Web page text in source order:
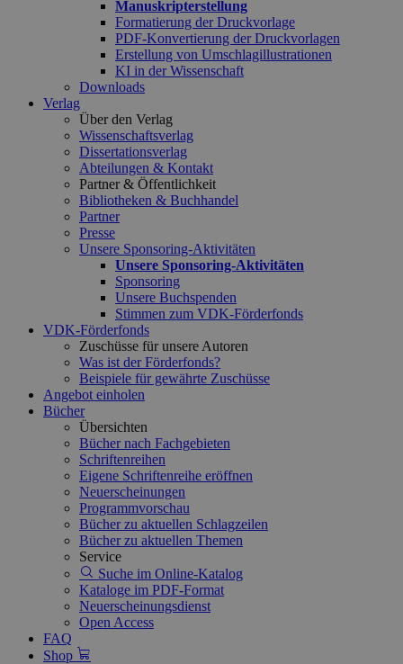
Manuskripterstellung
Formatierung der Druckvorlage
PDF-Konvertierung der Druckvorlagen
Erstellung von Umschlagillustrationen
KI in der Wissenschaft
Downloads
Verlag
Über den Verlag
Wissenschaftsverlag
Dissertationsverlag
Abteilungen & Kontakt
Partner & Öffentlichkeit
Bibliotheken & Buchhandel
Partner
Presse
Unsere Sponsoring-Aktivitäten
Unsere Sponsoring-Aktivitäten
Sponsoring
Unsere Buchspenden
Stimmen zum VDK-Förderfonds
VDK-Förderfonds
Zuschüsse für unsere Autoren
Was ist der Förderfonds?
Beispiele für gewährte Zuschüsse
Angebot einholen
Bücher
Übersichten
Bücher nach Fachgebieten
Schriftenreihen
Eigene Schriftenreihe eröffnen
Neuerscheinungen
Programmvorschau
Bücher zu aktuellen Schlagzeilen
Bücher zu aktuellen Themen
Service
Suche im Online-Katalog
Kataloge im PDF-Format
Neuerscheinungsdienst
Open Access
FAQ
Shop